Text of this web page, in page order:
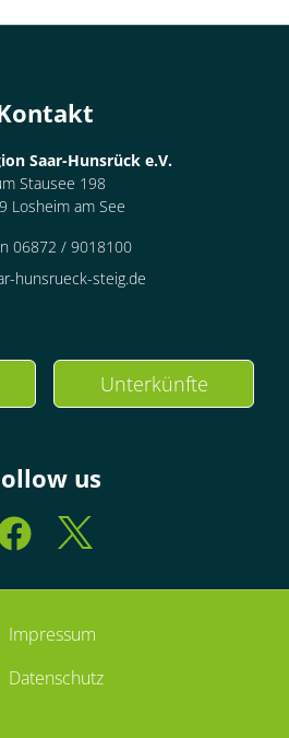
Saar-Hunsrück e.V.
Stausee 198
Losheim am See
06872 / 9018100
hunsrueck-steig.de
Unterkünfte
us
Impressum
Datenschutz